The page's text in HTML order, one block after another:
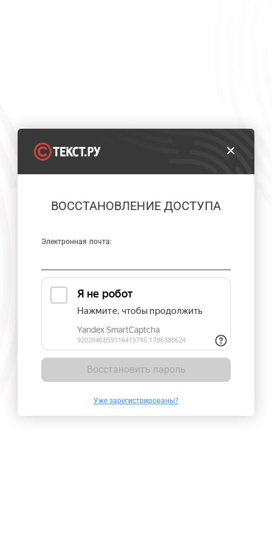
ВОССТАНОВЛЕНИЕ ДОСТУПА
Электронная почта:
Восстановить пароль
Уже зарегистрированы?